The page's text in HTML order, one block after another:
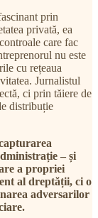
prin
privată, ea
care fac
nu este
cu rețeaua
Jurnalistul
ci prin tăiere de
distribuție
– și
a propriei
al dreptății, ci o
adversarilor